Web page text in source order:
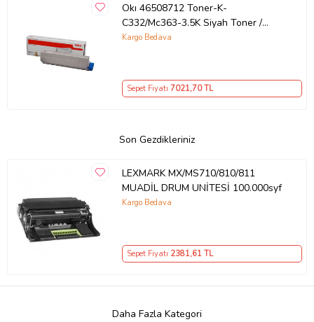
Okı 46508712 Toner-K-
C332/Mc363-3.5K Siyah Toner /
C332 Mc363 / 3500 Sayfa
Kargo Bedava
Sepet Fiyatı 7021,70 TL
Son Gezdikleriniz
LEXMARK MX/MS710/810/811
MUADİL DRUM UNİTESİ 100.000syf
Kargo Bedava
Sepet Fiyatı 2381,61 TL
Daha Fazla Kategori